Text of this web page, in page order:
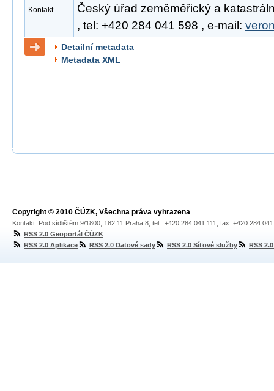
Kontakt
Český úřad zeměměřický a
, tel: +420 284 041 598 , e-mail:
Detailní metadata
Metadata XML
Copyright © 2010 ČÚZK, Všechna práva vyhrazena
Kontakt: Pod sídlištěm 9/1800, 182 11 Praha 8, tel.: +420 284 041 111, fax: +420 284
RSS 2.0 Geoportál ČÚZK
RSS 2.0 Aplikace
RSS 2.0 Datové sady RSS 2.0 Síťové služby RSS